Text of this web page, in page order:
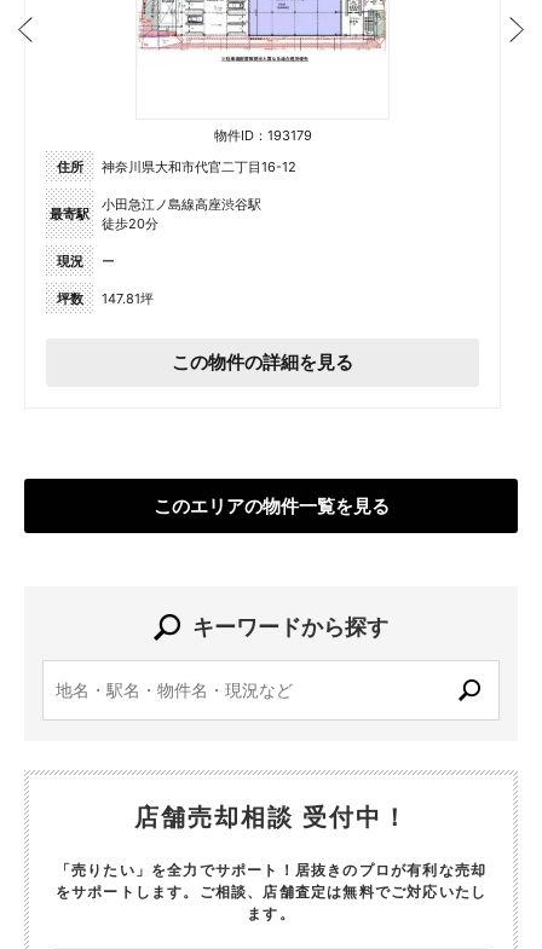
物件ID：193179
住所
神奈川県大和市代官二丁目16-12
最寄駅
小田急江ノ島線高座渋谷駅
徒歩20分
現況 ー
坪数 147.81坪
この物件の詳細を見る
このエリアの物件一覧を見る
キーワードから探す
店舗売却相談 受付中！
「売りたい」を全力でサポート！居抜きのプロが有利な売却
をサポートします。 ご相談、店舗査定は無料でご対応いたし
ます。